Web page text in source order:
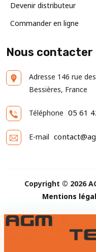
Devenir distributeur
Commander en ligne
Nous contacter
Adresse 146 rue
Bessières, France
Téléphone 05 61
E-mail
Copyright © 2026
Mentions